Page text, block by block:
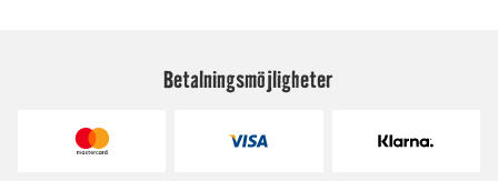
Betalningsmöjligheter